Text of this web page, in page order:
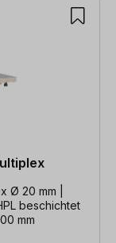
Ø 20 mm |
beschichtet
mm